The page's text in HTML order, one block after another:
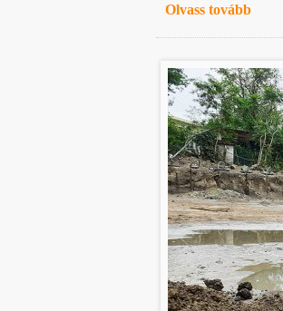
Olvass tovább